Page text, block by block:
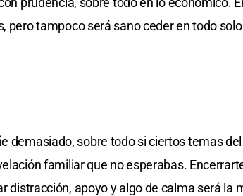
pero tampoco será sano ceder en todo
demasiado, sobre todo si ciertos temas
familiar que no esperabas.
distracción, apoyo y algo de calma será la